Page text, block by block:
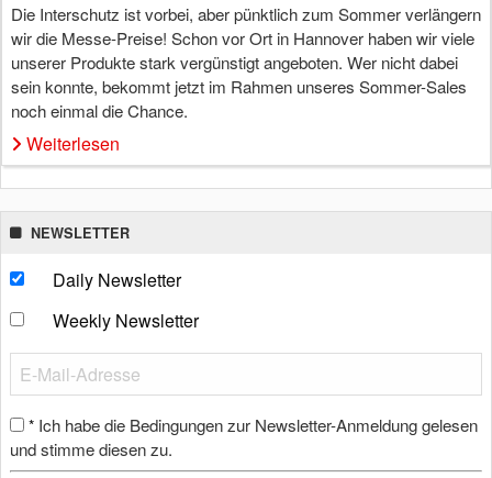
Die Interschutz ist vorbei, aber pünktlich zum Sommer verlängern
wir die Messe-Preise! Schon vor Ort in Hannover haben wir viele
unserer Produkte stark vergünstigt angeboten. Wer nicht dabei
sein konnte, bekommt jetzt im Rahmen unseres Sommer-Sales
noch einmal die Chance.
Weiterlesen
NEWSLETTER
Daily Newsletter
Weekly Newsletter
* Ich habe die Bedingungen zur Newsletter-Anmeldung gelesen
und stimme diesen zu.